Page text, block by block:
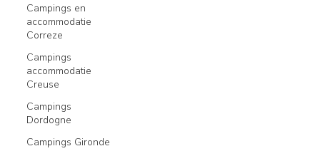
Campings en
accommodatie
Correze
Campings
accommodatie
Creuse
Campings
Dordogne
Campings Gironde